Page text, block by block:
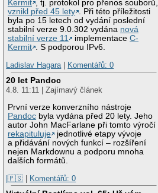
Kermit , tj. protokol pro přenos souborů,
vznikl před 45 lety . Při této příležitosti
byla po 15 letech od vydání poslední
stabilní verze 9.0.302 vydána nová
stabilní verze 11
implementaceC-
Kermit . S podporou IPv6.
Ladislav Hagara | Komentářů: 0
20 let Pandoc
4.8. 11:11 | Zajímavý článek
První verze konverzního nástroje
Pandoc byla vydána před 20 lety. Jeho
autor John MacFarlane při tomto výročí
rekapituluje
jednotlivé etapy vývoje
a přidávání nových funkcí – rozšíření
nejen Markdownu a podporu mnoha
dalších formátů.
|🇵🇸 | Komentářů: 0